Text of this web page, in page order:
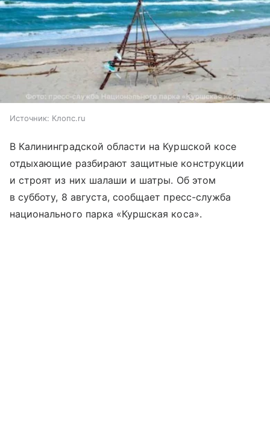
Источник: Клопс.ru
В Калининградской области на Куршской косе
отдыхающие разбирают защитные конструкции
и строят из них шалаши и шатры. Об этом
в субботу, 8 августа, сообщает пресс-служба
национального парка «Куршская коса».